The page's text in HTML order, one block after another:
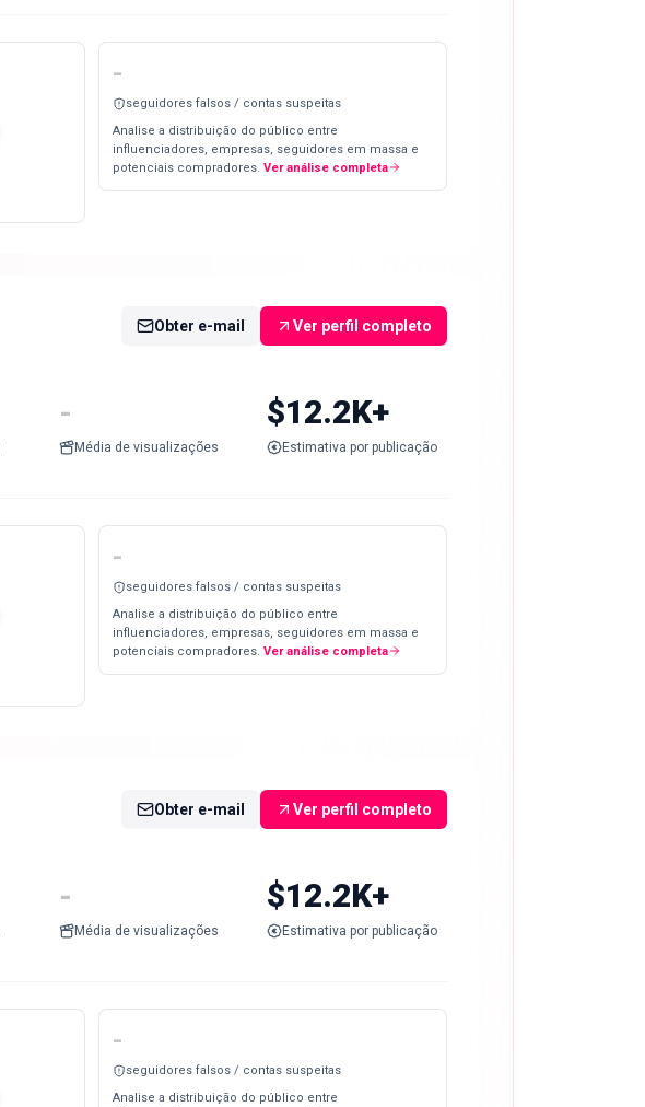
-
seguidores falsos / contas suspeitas
Analise a distribuição do público entre
influenciadores, empresas, seguidores em massa e
potenciais compradores. Ver análise completa
Obter e-mail Ver perfil completo
-
Média de visualizações
$12.2K+
Estimativa por publicação
-
seguidores falsos / contas suspeitas
Analise a distribuição do público entre
influenciadores, empresas, seguidores em massa e
potenciais compradores. Ver análise completa
Obter e-mail Ver perfil completo
-
Média de visualizações
$12.2K+
Estimativa por publicação
-
seguidores falsos / contas suspeitas
Analise a distribuição do público entre